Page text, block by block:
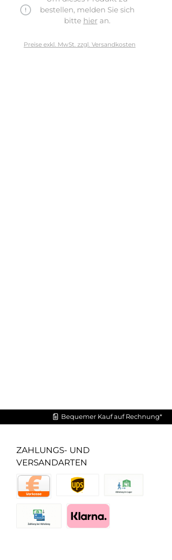
bestellen, melden Sie sich
bitte hieran.
Preise exkl. MwSt. zzgl. Versandkosten
Bequemer Kauf auf Rechnung*
ZAHLUNGS- UND
VERSANDARTEN